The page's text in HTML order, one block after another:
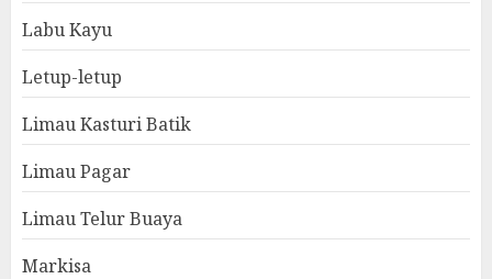
Labu Kayu
Letup-letup
Limau Kasturi Batik
Limau Pagar
Limau Telur Buaya
Markisa